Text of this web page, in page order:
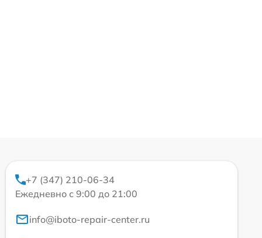
+7 (347) 210-06-34
Ежедневно с 9:00 до 21:00
info@iboto-repair-center.ru